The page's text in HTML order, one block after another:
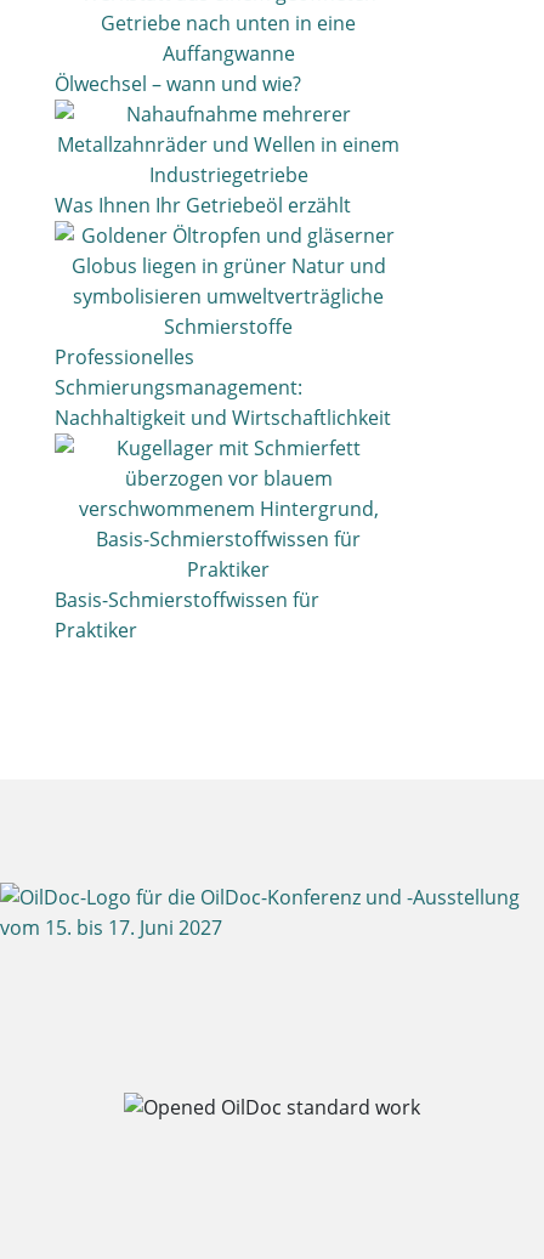
Ölwechsel – wann und wie?
Was Ihnen Ihr Getriebeöl erzählt
Professionelles
Schmierungsmanagement:
Nachhaltigkeit und Wirtschaftlichkeit
Basis-Schmierstoffwissen für
Praktiker